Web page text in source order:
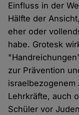
Einfluss in der
Hälfte der
eher oder
habe. Grotesk
zur Prävention
israelbezogenem
Lehrkräfte, auch
Schüler vor